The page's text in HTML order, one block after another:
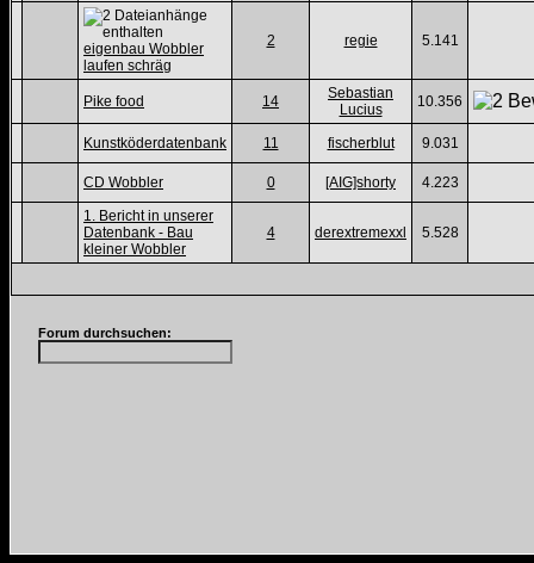
eigenbau Wobbler
laufen schräg
2 regie 5.141
Pike food 14
Sebastian
Lucius
10.356
Kunstköderdatenbank 11 fischerblut 9.031
CD Wobbler 0 [AIG]shorty
4.223
1. Bericht in unserer
Datenbank - Bau
kleiner Wobbler
4 derextremexxl 5.528
Forum durchsuchen: